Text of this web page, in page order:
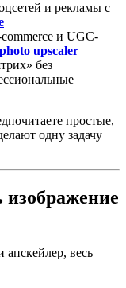
и рекламы с
и UGC-
upscaler
без
простые,
одну задачу
апскейлер, весь